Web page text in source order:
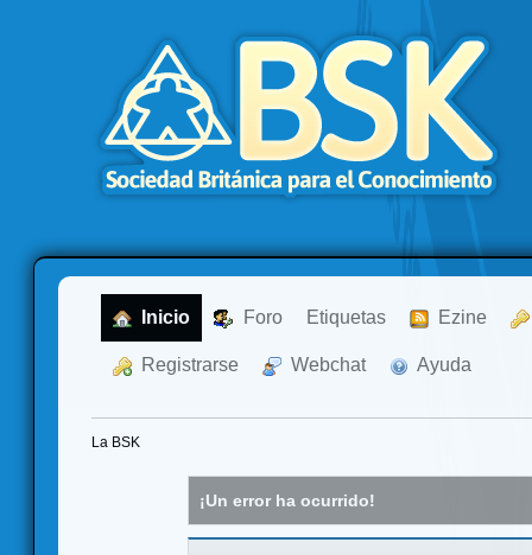
Inicio Foro Etiquetas Ezine
Registrarse Webchat Ayuda
La BSK
¡Un error ha ocurrido!